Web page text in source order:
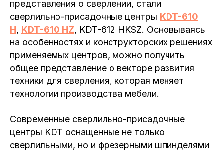
представления о сверлении, стали
сверлильно-присадочные центры KDT-610
H, KDT-610 HZ, KDT-612 HKSZ. Основываясь
на особенностях и конструкторских решениях
применяемых центров, можно получить
общее представление о векторе развития
техники для сверления, которая меняет
технологии производства мебели.
Современные сверлильно-присадочные
центры KDT оснащенные не только
сверлильными, но и фрезерными шпинделями